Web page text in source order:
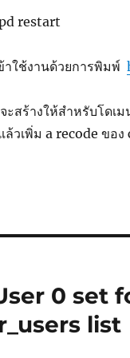
restart
าใช้งานด้วยการพิมพ์
ะสร้างให้สำหรับโดเ
วเพิ่ม a recode ของ
0 set
list